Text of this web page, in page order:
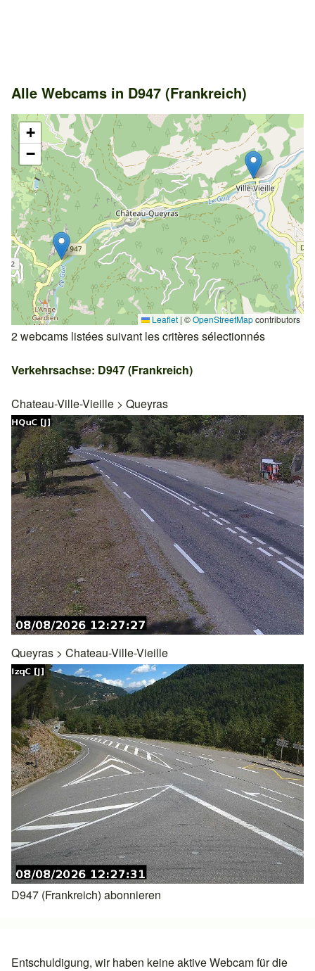
Alle Webcams in D947 (Frankreich)
+
−
Leaflet | ©OpenStreetMapcontributors
2 webcams listées suivant les critères sélectionnés
Verkehrsachse: D947 (Frankreich)
Chateau-Ville-Vieille > Queyras
Queyras > Chateau-Ville-Vieille
D947 (Frankreich) abonnieren
Entschuldigung, wir haben keine aktive Webcam für die